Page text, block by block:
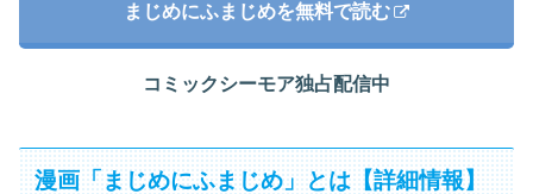
まじめにふまじめを無料で読む
コミックシーモア独占配信中
漫画「まじめにふまじめ」とは【詳細情報】